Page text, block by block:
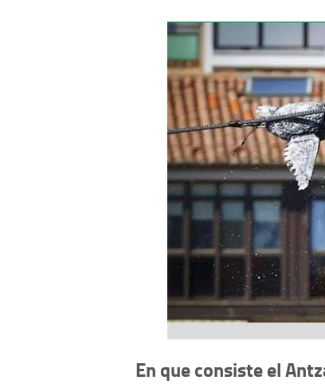
En que consiste el